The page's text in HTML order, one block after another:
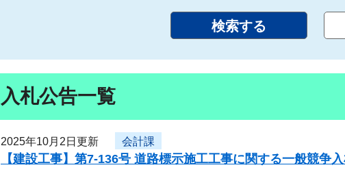
入札公告一覧
2025年10月2日更新 会計課
【建設工事】第7-136号 道路標示施工工事に関する一般競争